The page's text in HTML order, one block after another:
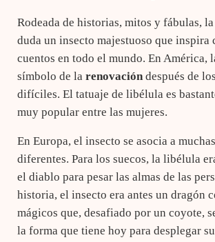
Rodeada de historias, mitos y fábulas,
duda un insecto majestuoso que inspira
cuentos en todo el mundo. En América,
símbolo de la renovación después de
difíciles. El tatuaje de libélula es
muy popular entre las mujeres.
En Europa, el insecto se asocia a
diferentes. Para los suecos, la libélula
el diablo para pesar las almas de las
historia, el insecto era antes un dragón
mágicos que, desafiado por un coyote,
la forma que tiene hoy para desplegar